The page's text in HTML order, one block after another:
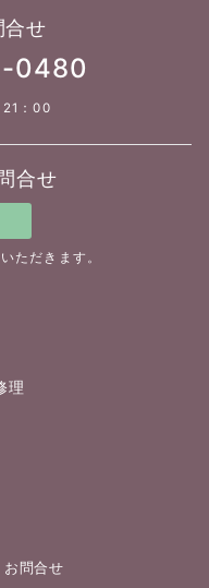
合せ
0480
21：00
合せ
ただきます。
理
お問合せ